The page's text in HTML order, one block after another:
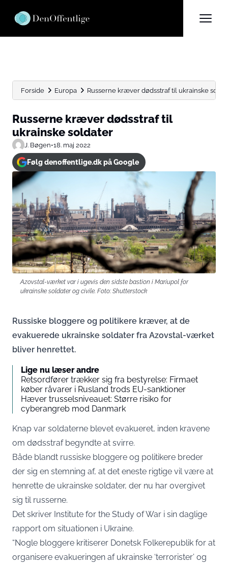
Forside Europa Russerne kræver dødsstraf til ukrainske
Russerne kræver dødsstraf til
ukrainske soldater
J. Bøgen•18. maj 2022
Følg denoffentlige.dk på Google
Azovstal-værket var i ugevis den sidste bastion i Mariupol for
ukrainske soldater og civile. Foto: Shutterstock
Russiske bloggere og politikere kræver, at de
evakuerede ukrainske soldater fra Azovstal-værket
bliver henrettet.
Lige nu læser andre
Retsordfører trækker sig fra bestyrelse: Firmaet
køber råvarer i Rusland trods EU-sanktioner
Hæver trusselsniveauet: Større risiko for
cyberangreb mod Danmark
Knap var soldaterne blevet evakueret, inden kravene
om dødsstraf begyndte at svirre.
Både blandt russiske bloggere og politikere breder
der sig en stemning af, at det eneste rigtige vil være at
henrette de ukrainske soldater, der nu har overgivet
sig til russerne.
Det skriver Institute for the Study of War i sin daglige
rapport om situationen i Ukraine.
“Nogle bloggere kritiserer Donetsk Folkerepublik for at
organisere evakueringen af ukrainske ‘terrorister’ og